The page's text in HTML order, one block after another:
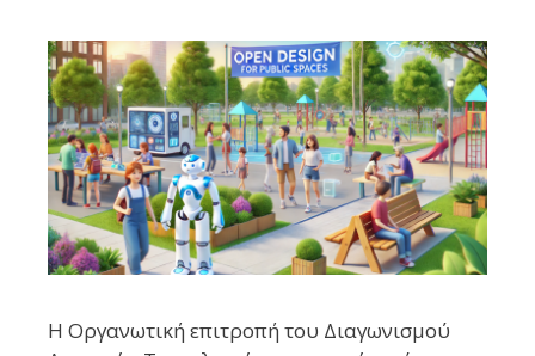
Η Οργανωτική επιτροπή του Διαγωνισμού